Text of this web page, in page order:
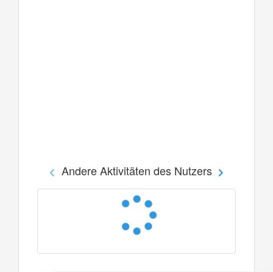
Andere Aktivitäten des Nutzers